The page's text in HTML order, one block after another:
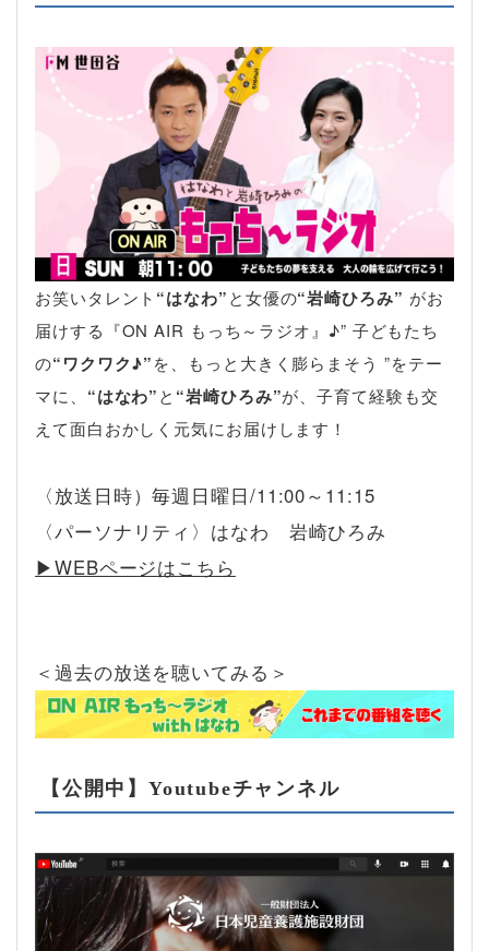
お笑いタレント “はなわ”と女優の“岩崎ひろみ” がお
届けする『ON AIR もっち～ラジオ』♪” 子どもたち
の“ワクワク♪”を、もっと大きく膨らまそう ”をテー
マに、 “はなわ”と “岩崎ひろみ”が、子育て経験も交
えて面白おかしく元気にお届けします！
〈放送日時）毎週日曜日/11:00～11:15
〈パーソナリティ〉はなわ 岩崎ひろみ
▶︎WEBページはこちら
＜過去の放送を聴いてみる＞
【公開中】Youtubeチャンネル